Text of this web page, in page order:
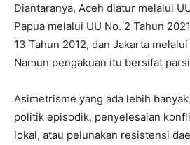
Diantaranya, Aceh diatur melalui
Papua melalui UU No. 2 Tahun
13 Tahun 2012, dan Jakarta
Namun pengakuan itu bersifat
Asimetrisme yang ada lebih
politik episodik, penyelesaian
lokal, atau pelunakan resistensi